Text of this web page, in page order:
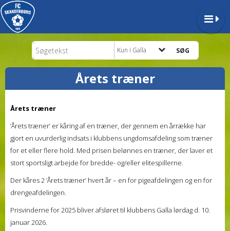
Kun i Galla
Årets træner
Årets træner
’Årets træner’ er kåring af en træner, der gennem en årrække har
gjort en uvurderlig indsats i klubbens ungdomsafdeling som træner
for et eller flere hold. Med prisen belønnes en træner, der laver et
stort sportsligt arbejde for bredde- og/eller elitespillerne.
Der kåres 2 ’Årets træner’ hvert år – en for pigeafdelingen og en for
drengeafdelingen.
Prisvinderne for 2025 bliver afsløret til klubbens Galla lørdag d. 10.
januar 2026.